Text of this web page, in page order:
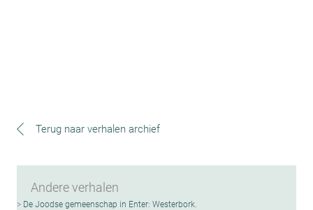
Terug naar verhalen archief
Andere verhalen
De Joodse gemeenschap in Enter: Westerbork.